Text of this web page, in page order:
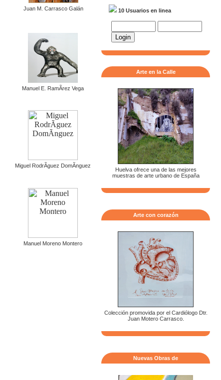
Juan M. Carrasco Galán
Manuel E. RamÃ­rez Vega
Miguel RodrÃ­guez DomÃ­nguez
Manuel Moreno Montero
10 Usuarios en linea
Arte en la Calle
Huelva ofrece una de las mejores
muestras de arte urbano de España
Arte con corazón
Colección promovida por el Cardiólogo Dtr.
Juan Motero Carrasco.
Nuevas Obras de